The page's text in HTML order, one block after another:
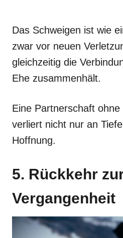
Das Schweigen ist wie
zwar vor neuen
gleichzeitig die
Ehe zusammenhält.
Eine Partnerschaft
verliert nicht nur an
Hoffnung.
5. Rückkehr
Vergangenheit